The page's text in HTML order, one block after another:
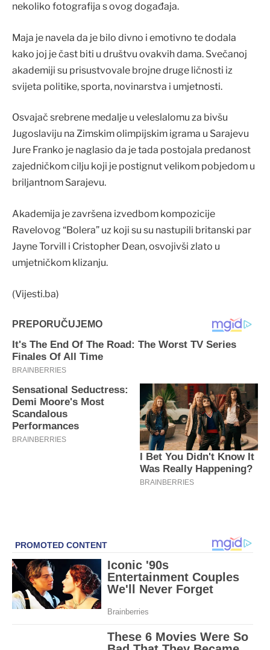
nekoliko fotografija s ovog događaja.
Maja je navela da je bilo divno i emotivno te dodala
kako joj je čast biti u društvu ovakvih dama. Svečanoj
akademiji su prisustvovale brojne druge ličnosti iz
svijeta politike, sporta, novinarstva i umjetnosti.
Osvajač srebrene medalje u veleslalomu za bivšu
Jugoslaviju na Zimskim olimpijskim igrama u Sarajevu
Jure Franko je naglasio da je tada postojala predanost
zajedničkom cilju koji je postignut velikom pobjedom u
briljantnom Sarajevu.
Akademija je završena izvedbom kompozicije
Ravelovog “Bolera” uz koji su su nastupili britanski par
Jayne Torvill i Cristopher Dean, osvojivši zlato u
umjetničkom klizanju.
(Vijesti.ba)